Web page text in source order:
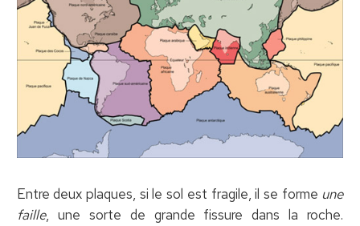
Entre deux plaques, si le sol est fragile, il se forme une
faille, une sorte de grande fissure dans la roche.